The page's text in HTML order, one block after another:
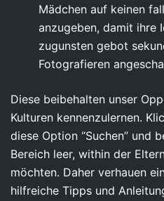
Mädchen auf keinen
anzugeben, damit ihre
zugunsten gebot
Fotografieren
Diese beibehalten unser
Kulturen kennenzulernen.
diese Option “Suchen” und
Bereich leer, within der
möchten. Daher verhauen
hilfreiche Tipps und